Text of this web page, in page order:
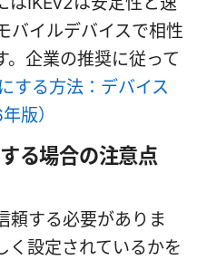
バイルデバイスで相性
。企業の推奨に従って
する方法：デバイス
版）
る場合の注意点
頼する必要がありま
く設定されているかを